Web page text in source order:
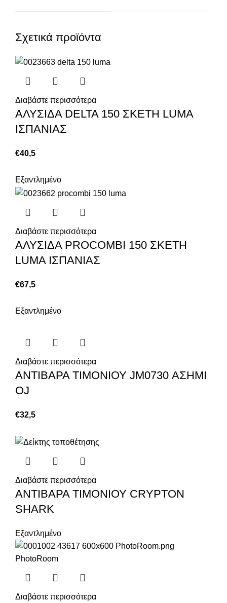
Σχετικά προϊόντα
Διαβάστε περισσότερα
ΑΛΥΣΙΔΑ DELTA 150 ΣΚΕΤΗ LUMA
ΙΣΠΑΝΙΑΣ
€40,5
Εξαντλημένο
Διαβάστε περισσότερα
ΑΛΥΣΙΔΑ PROCOMBI 150 ΣΚΕΤΗ
LUMA ΙΣΠΑΝΙΑΣ
€67,5
Εξαντλημένο
Διαβάστε περισσότερα
ΑΝΤΙΒΑΡΑ ΤΙΜΟΝΙΟΥ JM0730 ΑΣΗΜΙ
OJ
€32,5
Διαβάστε περισσότερα
ΑΝΤΙΒΑΡΑ ΤΙΜΟΝΙΟΥ CRYPTON
SHARK
Εξαντλημένο
Διαβάστε περισσότερα